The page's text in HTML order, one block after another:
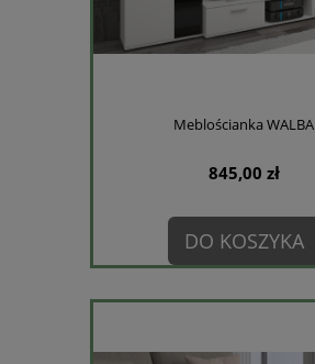
Meblościanka WALBA
845,00 zł
DO KOSZYKA